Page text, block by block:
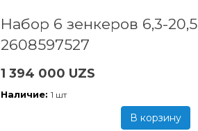
Набор 6 зенкеров 6,3-
2608597527
1 394 000 UZS
Наличие: 1 шт
В корзину